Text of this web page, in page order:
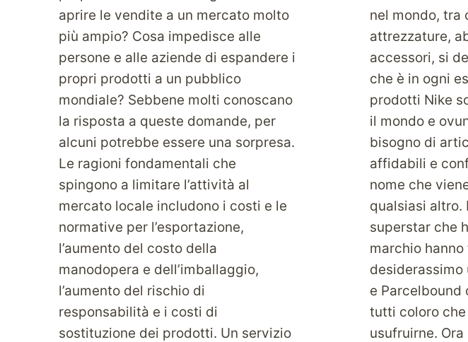
aprire le vendite a un mercato molto
più ampio? Cosa impedisce alle
persone e alle aziende di espandere i
propri prodotti a un pubblico
mondiale? Sebbene molti conoscano
la risposta a queste domande, per
alcuni potrebbe essere una sorpresa.
Le ragioni fondamentali che
spingono a limitare l’attività al
mercato locale includono i costi e le
normative per l’esportazione,
l’aumento del costo della
manodopera e dell’imballaggio,
l’aumento del rischio di
responsabilità e i costi di
sostituzione dei prodotti. Un servizio
nel mondo, tra
attrezzature,
accessori, si
che è in ogni
prodotti Nike
il mondo e
bisogno di
affidabili e
nome che
qualsiasi altro.
superstar che
marchio
e Parcelbound
tutti coloro
usufruirne.